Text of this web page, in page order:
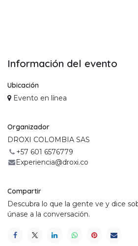
Información del evento
Ubicación
Evento en línea
Organizador
DROXI COLOMBIA SAS
+57 601 6576779
Experiencia@droxi.co
Compartir
Descubra lo que la gente ve y dice
únase a la conversación.